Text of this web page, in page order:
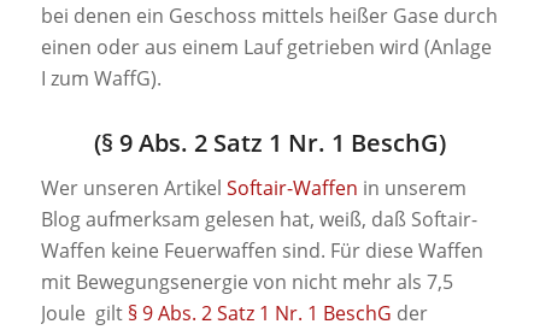
bei denen ein Geschoss mittels heißer Gase durch
einen oder aus einem Lauf getrieben wird (Anlage
I zum WaffG).
(§ 9 Abs. 2 Satz 1 Nr. 1 BeschG)
Wer unseren Artikel Softair-Waffen in unserem
Blog aufmerksam gelesen hat, weiß, daß Softair-
Waffen keine Feuerwaffen sind. Für diese Waffen
mit Bewegungsenergie von nicht mehr als 7,5
Joule gilt § 9 Abs. 2 Satz 1 Nr. 1 BeschG der